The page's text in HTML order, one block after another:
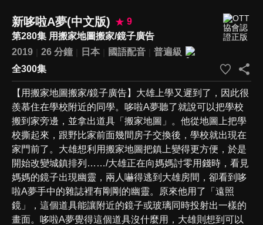
新哆啦A夢(中文版)
9
第280集 用搬家地圖搬家/鏡子廣告
2019
26 分鐘 日本 國語配音
普遍級
全300集
【用搬家地圖搬家/鏡子廣告】大雄上學又遲到了，因此很
羨慕住在學校附近的同學。哆啦A夢聽了就說可以把學校
搬到家旁邊，並拿出道具「搬家地圖」。他從地圖上把學
校撕起來，跟野比家前面幾間房子交換後，學校就出現在
家門前了。大雄想利用搬家地圖把鎮上變得更方便，於是
開始改變城鎮排列……/大雄正在向媽媽討零用錢時，看見
媽媽的鏡子出現幽靈，兩人嚇得逃到大雄房間，卻看到哆
啦A夢手中的雜誌裡有剛剛的幽靈。原來他用了「遠照
鏡」，這個道具能讓附近的鏡子或玻璃同時投射出一樣的
畫面。哆啦A夢覺得這個道具沒什麼用，大雄則想到可以